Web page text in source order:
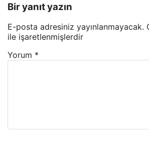
Bir yanıt yazın
E-posta adresiniz yayınlanmayacak.
ile işaretlenmişlerdir
Yorum *